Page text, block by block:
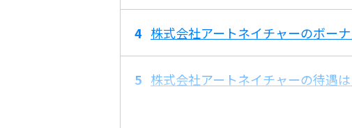
株式会社アートネイチャーのボー
株式会社アートネイチャーの待遇